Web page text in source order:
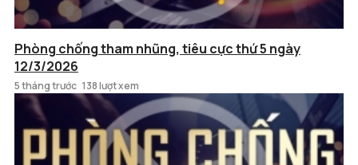
Phòng chống tham nhũng, tiêu cực thứ 5 ngày
12/3/2026
5 tháng trước 138 lượt xem